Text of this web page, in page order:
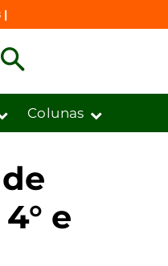
|
Colunas
e